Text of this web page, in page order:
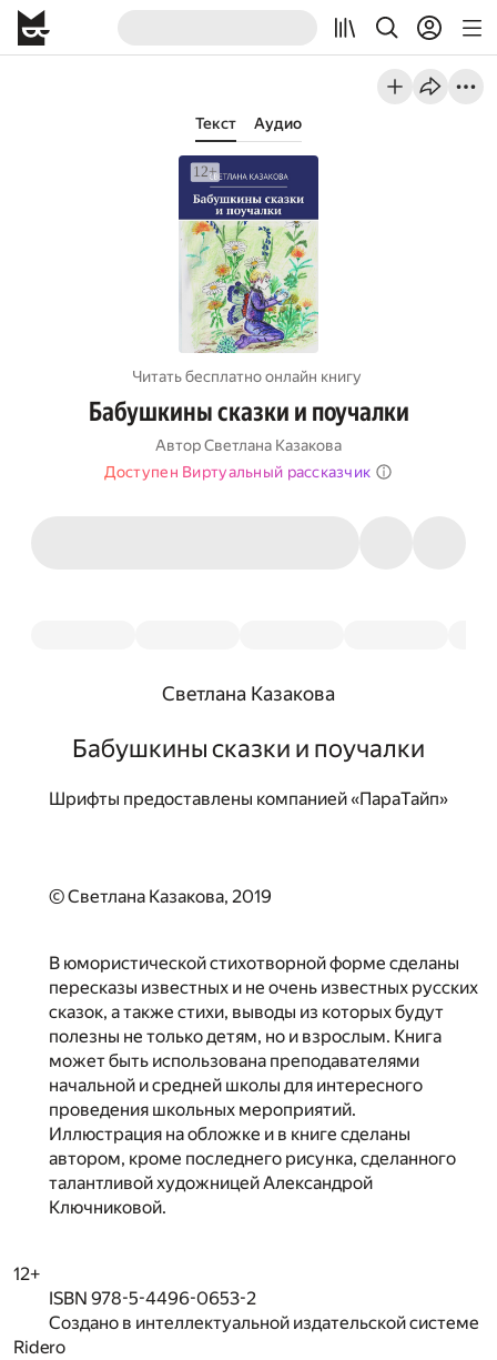
Текст Аудио
Читать бесплатно онлайн книгу
Бабушкины сказки и поучалки
АвторСветлана Казакова
Доступен Виртуальный рассказчик
Светлана Казакова
Бабушкины сказки и поучалки
Шрифты предоставлены компанией «ПараТайп»
© Светлана Казакова, 2019
В юмористической стихотворной форме сделаны
пересказы известных и не очень известных русских
сказок, а также стихи, выводы из которых будут
полезны не только детям, но и взрослым. Книга
может быть использована преподавателями
начальной и средней школы для интересного
проведения школьных мероприятий.
Иллюстрация на обложке и в книге сделаны
автором, кроме последнего рисунка, сделанного
талантливой художницей Александрой
Ключниковой.
12+
ISBN 978-5-4496-0653-2
Создано в интеллектуальной издательской системе
Ridero